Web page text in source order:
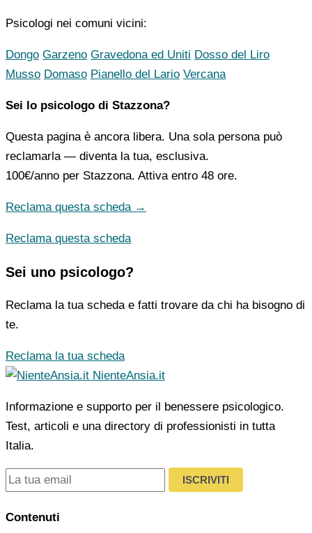
Psicologi nei comuni vicini:
Dongo Garzeno Gravedona ed Uniti Dosso del Liro
Musso Domaso Pianello del Lario Vercana
Sei lo psicologo di Stazzona?
Questa pagina è ancora libera. Una sola persona può
reclamarla — diventa la tua, esclusiva.
100€/anno per Stazzona. Attiva entro 48 ore.
Reclama questa scheda →
Reclama questa scheda
Sei uno psicologo?
Reclama la tua scheda e fatti trovare da chi ha bisogno di
te.
Reclama la tua scheda
NienteAnsia.it
Informazione e supporto per il benessere psicologico.
Test, articoli e una directory di professionisti in tutta
Italia.
ISCRIVITI
Contenuti